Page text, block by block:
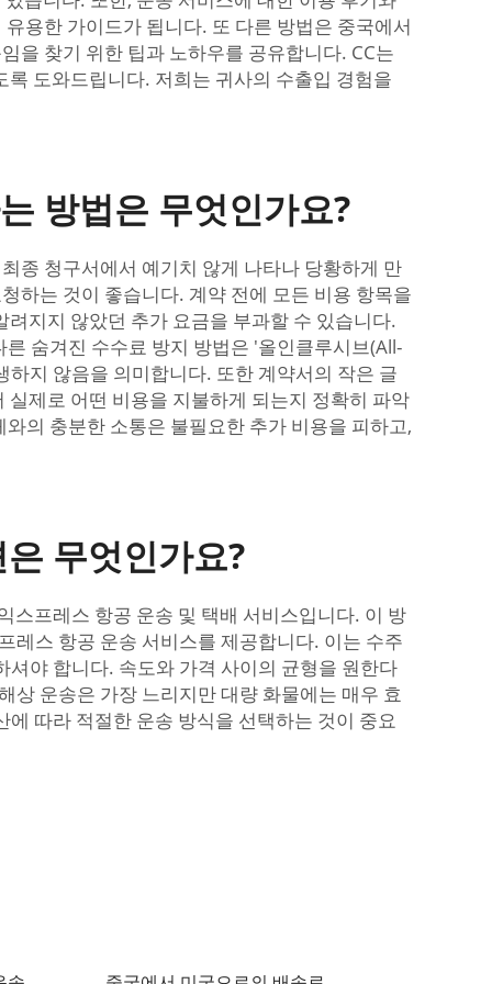
용한 가이드가 됩니다. 또 다른 방법은 중국에서
을 찾기 위한 팁과 노하우를 공유합니다. CC는
도와드립니다. 저희는 귀사의 수출입 경험을
방법은 무엇인가요?
종 청구서에서 예기치 않게 나타나 당황하게 만
하는 것이 좋습니다. 계약 전에 모든 비용 항목을
지지 않았던 추가 요금을 부과할 수 있습니다.
숨겨진 수수료 방지 방법은 '올인클루시브(All-
지 않음을 의미합니다. 또한 계약서의 작은 글
제로 어떤 비용을 지불하게 되는지 정확히 파악
의 충분한 소통은 불필요한 추가 비용을 피하고,
무엇인가요?
스프레스 항공 운송 및 택배 서비스입니다. 이 방
레스 항공 운송 서비스를 제공합니다. 이는 수주
야 합니다. 속도와 가격 사이의 균형을 원한다
상 운송은 가장 느리지만 대량 화물에는 매우 효
따라 적절한 운송 방식을 선택하는 것이 중요